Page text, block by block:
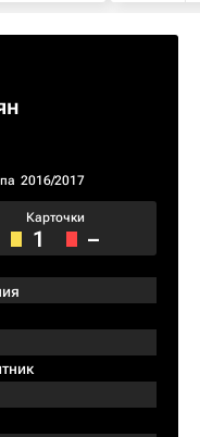
2016/2017
Карточки
1 –